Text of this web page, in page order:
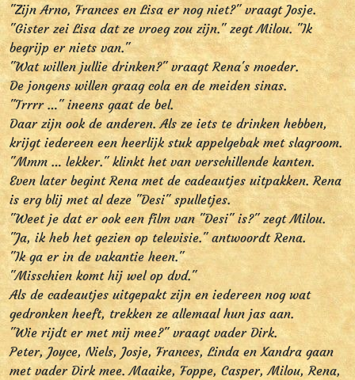
"Zijn Arno, Frances en Lisa er nog niet?" vraagt Josje.
"Gister zei Lisa dat ze vroeg zou zijn." zegt Milou. "Ik
begrijp er niets van."
"Wat willen jullie drinken?" vraagt Rena's moeder.
De jongens willen graag cola en de meiden sinas.
"Trrrr …" ineens gaat de bel.
Daar zijn ook de anderen. Als ze iets te drinken hebben,
krijgt iedereen een heerlijk stuk appelgebak met slagroom.
"Mmm … lekker." klinkt het van verschillende kanten.
Even later begint Rena met de cadeautjes uitpakken. Rena
is erg blij met al deze "Desi" spulletjes.
"Weet je dat er ook een film van "Desi" is?" zegt Milou.
"Ja, ik heb het gezien op televisie." antwoordt Rena.
"Ik ga er in de vakantie heen."
"Misschien komt hij wel op dvd."
Als de cadeautjes uitgepakt zijn en iedereen nog wat
gedronken heeft, trekken ze allemaal hun jas aan.
"Wie rijdt er met mij mee?" vraagt vader Dirk.
Peter, Joyce, Niels, Josje, Frances, Linda en Xandra gaan
met vader Dirk mee. Maaike, Foppe, Casper, Milou, Rena,